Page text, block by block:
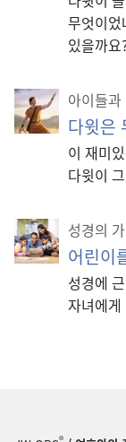
무엇이었
있을까요
아이들
다윗은
이 재미
다윗이
성경의
어린이
성경에
자녀에